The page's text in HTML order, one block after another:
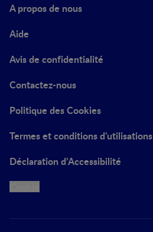
A propos de nous
Aide
Avis de confidentialité
Contactez-nous
Politique des Cookies
Termes et conditions d'utilisations
Déclaration d’Accessibilité